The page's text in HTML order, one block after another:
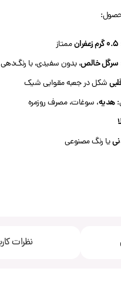
0.5 گرم زعفران
ممتاز
سرگل خالص، بدون سفیدی، با رنگ‌دهی
شکل در جعبه مقوایی شیک
هدیه، سوغات، مصرف روزمره
یا رنگ مصنوعی
نظرات